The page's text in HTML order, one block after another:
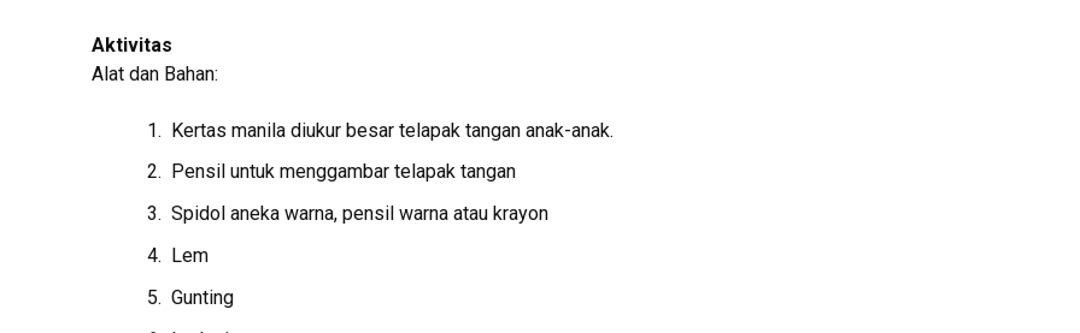
Aktivitas
Alat dan Bahan:
Kertas manila diukur besar telapak tangan anak-anak.
Pensil untuk menggambar telapak tangan
Spidol aneka warna, pensil warna atau krayon
Lem
Gunting